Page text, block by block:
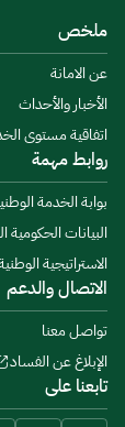
ملخص
عن الامانة
الأخبار والأحداث
اتفاقية مستوى
روابط مهمة
بوابة الخدمة
البيانات الحكومية
الاستراتيجية
الاتصال والدعم
تواصل معنا
الإبلاغ عن الفساد
تابعنا على